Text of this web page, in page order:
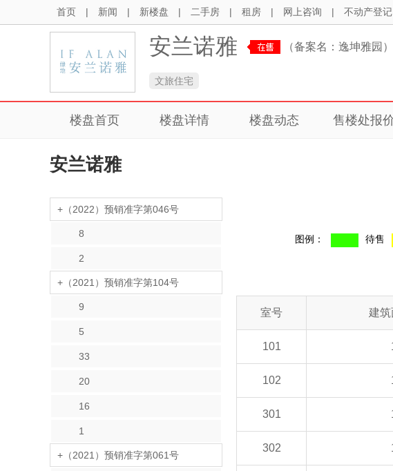
首页 | 新闻 | 新楼盘 | 二手房 | 租房 | 网上咨询 | 不动产登记
安兰诺雅 （备案名：逸坤雅园）
文旅住宅
楼盘首页 楼盘详情 楼盘动态 售楼处报
安兰诺雅
+（2022）预销准字第046号
8
2
+（2021）预销准字第104号
9
5
33
20
16
1
+（2021）预销准字第061号
图例： 待售
室号 建筑
101
102
301
302